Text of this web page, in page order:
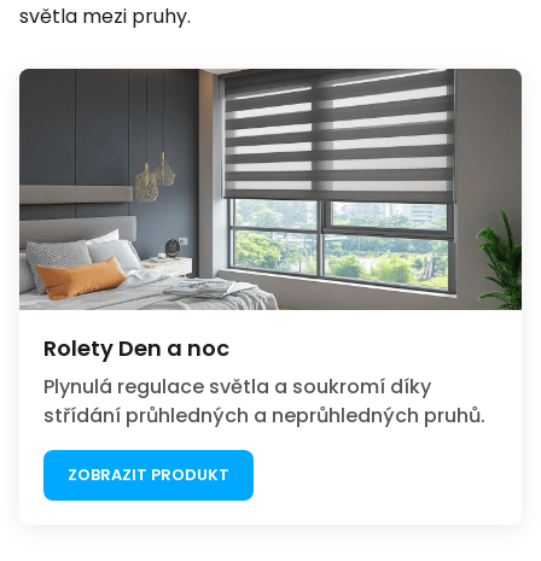
světla mezi pruhy.
Rolety Den a noc
Plynulá regulace světla a soukromí díky
střídání průhledných a neprůhledných pruhů.
ZOBRAZIT PRODUKT